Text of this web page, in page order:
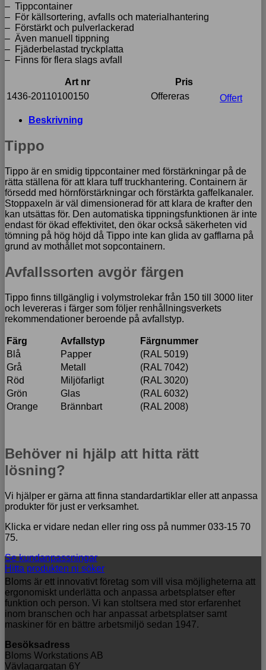
– Tippcontainer
– För källsortering, avfalls och materialhantering
– Förstärkt och pulverlackerad
– Även manuell tippning
– Fjäderbelastad tryckplatta
– Finns för flera slags avfall
Art nr
Pris
1436-20110100150
Offereras Offert
Beskrivning
Tippo
Tippo är en smidig tippcontainer med förstärkningar på de
rätta ställena för att klara tuff truckhantering. Containern är
försedd med hörnförstärkningar och förstärkta gaffelkanaler.
Stoppaxeln är väl dimensionerad för att klara de krafter den
kan utsättas för. Den automatiska tippningsfunktionen är inte
endast för ökad effektivitet, den ökar också säkerheten vid
tömning på hög höjd då Tippo inte kan glida av gafflarna på
grund av mothållet mot sopcontainern.
Avfallssorten avgör färgen
Tippo finns tillgänglig i volymstrolekar från 150 till 3000 liter
och levereras i färger som följer renhållningsverkets
rekommendationer beroende på avfallstyp.
Färg Avfallstyp
Färgnummer
Blå
Papper
(RAL 5019)
Grå
Metall
(RAL 7042)
Röd
Miljöfarligt
(RAL 3020)
Grön
Glas
(RAL 6032)
Orange
Brännbart (RAL 2008)
Behöver ni hjälp att hitta rätt
lösning?
Vi hjälper er gärna att finna standardartiklar eller att anpassa
produkter för just er verksamhet.
Klicka er vidare nedan eller ring oss på nummer 033-15 70
75.
Se kundanpassningar
Hitta produkten ni söker
Bloms är ett innovativt företag som vill visa möjligheterna att
ergonomiskt underlätta och anpassa arbetsplatser efter
funktion och person. Vi kan stoltsera med stor erfarenhet
inom branschen och har anpassat arbetsplatser samt
maskiner för en bättre arbetsmiljö sedan 1947.
Besöksadress
Bloms Workstations AB
Vävlagargatan 6Y